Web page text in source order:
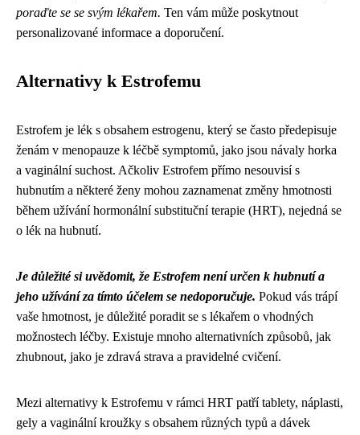
poraďte se se svým lékařem. Ten vám může poskytnout
personalizované informace a doporučení.
Alternativy k Estrofemu
Estrofem je lék s obsahem estrogenu, který se často předepisuje
ženám v menopauze k léčbě symptomů, jako jsou návaly horka
a vaginální suchost. Ačkoliv Estrofem přímo nesouvisí s
hubnutím a některé ženy mohou zaznamenat změny hmotnosti
během užívání hormonální substituční terapie (HRT), nejedná se
o lék na hubnutí.
Je důležité si uvědomit, že Estrofem není určen k hubnutí a
jeho užívání za tímto účelem se nedoporučuje. Pokud vás trápí
vaše hmotnost, je důležité poradit se s lékařem o vhodných
možnostech léčby. Existuje mnoho alternativních způsobů, jak
zhubnout, jako je zdravá strava a pravidelné cvičení.
Mezi alternativy k Estrofemu v rámci HRT patří tablety, náplasti,
gely a vaginální kroužky s obsahem různých typů a dávek